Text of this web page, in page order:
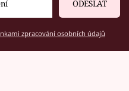
ODESLAT
zpracování osobních údajů